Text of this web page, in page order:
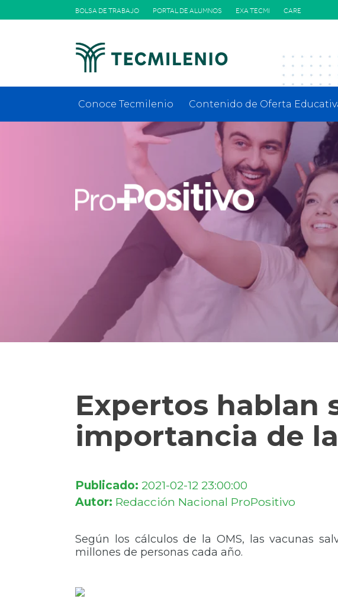
BOLSA DE TRABAJO PORTAL DE ALUMNOS EXA TECMI CARE
Conoce Tecmilenio Contenido de Oferta
Expertos hablan
importancia de
Publicado: 2021-02-12 23:00:00
Autor: Redacción Nacional ProPositivo
Según los cálculos de la OMS, las vacunas
millones de personas cada año.